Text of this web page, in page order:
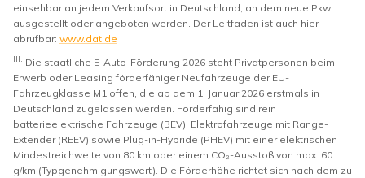
einsehbar an jedem Verkaufsort in Deutschland, an dem neue Pkw
ausgestellt oder angeboten werden. Der Leitfaden ist auch hier
abrufbar: www.dat.de
III. Die staatliche E-Auto-Förderung 2026 steht Privatpersonen beim
Erwerb oder Leasing förderfähiger Neufahrzeuge der EU-
Fahrzeugklasse M1 offen, die ab dem 1. Januar 2026 erstmals in
Deutschland zugelassen werden. Förderfähig sind rein
batterieelektrische Fahrzeuge (BEV), Elektrofahrzeuge mit Range-
Extender (REEV) sowie Plug-in-Hybride (PHEV) mit einer elektrischen
Mindestreichweite von 80 km oder einem CO₂-Ausstoß von max. 60
g/km (Typgenehmigungswert). Die Förderhöhe richtet sich nach dem zu